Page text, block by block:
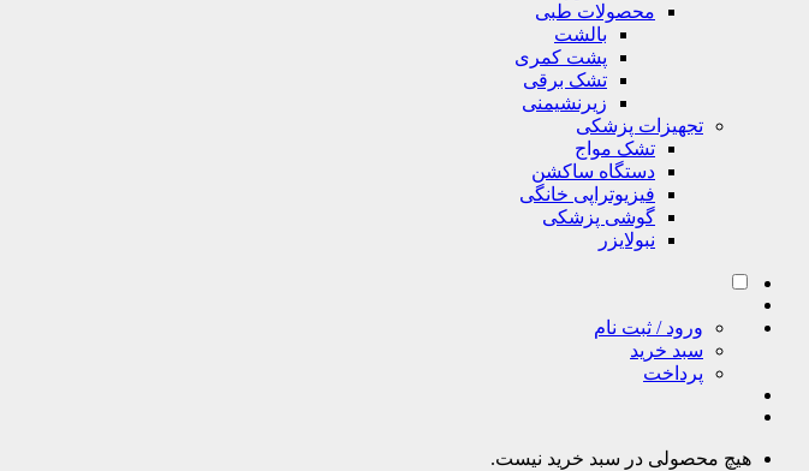
محصولات طبی
بالشت
پشت کمری
تشک برقی
زیرنشیمنی
تجهیزات پزشکی
تشک مواج
دستگاه ساکشن
فیزیوتراپی خانگی
گوشی پزشکی
نبولایزر
ورود / ثبت نام
سبد خرید
پرداخت
هیچ محصولی در سبد خرید نیست.